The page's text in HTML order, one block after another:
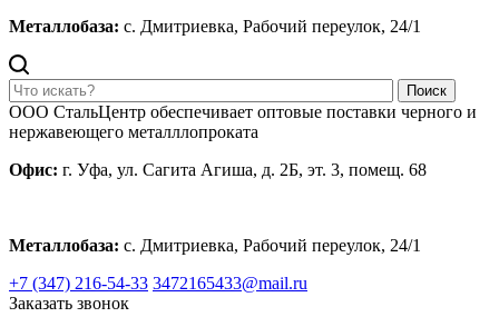
Металлобаза: с. Дмитриевка, Рабочий переулок, 24/1
Поиск
ООО СтальЦентр обеспечивает оптовые поставки черного и
нержавеющего металллопроката
Офис: г. Уфа, ул. Сагита Агиша, д. 2Б, эт. 3, помещ. 68
Металлобаза: с. Дмитриевка, Рабочий переулок, 24/1
+7 (347) 216-54-33 3472165433@mail.ru
Заказать звонок